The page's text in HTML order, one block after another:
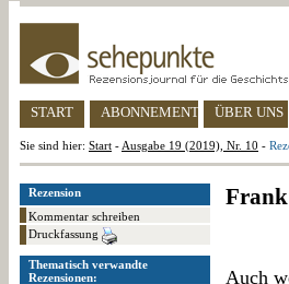
START ABONNEMENT ÜBER UNS
Sie sind hier: Start - Ausgabe 19 (2019), Nr. 10 -
Rezension
Kommentar schreiben
Druckfassung
Thematisch verwandte
Rezensionen:
Frank
Auch